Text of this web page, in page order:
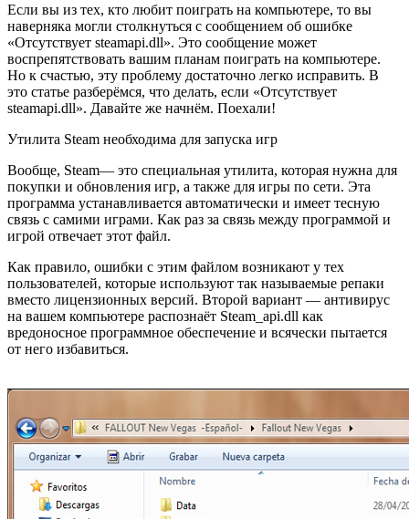
Если вы из тех, кто любит поиграть на компьютере, то вы
наверняка могли столкнуться с сообщением об ошибке
«Отсутствует steamapi.dll». Это сообщение может
воспрепятствовать вашим планам поиграть на компьютере.
Но к счастью, эту проблему достаточно легко исправить. В
это статье разберёмся, что делать, если «Отсутствует
steamapi.dll». Давайте же начнём. Поехали!
Утилита Steam необходима для запуска игр
Вообще, Steam— это специальная утилита, которая нужна для
покупки и обновления игр, а также для игры по сети. Эта
программа устанавливается автоматически и имеет тесную
связь с самими играми. Как раз за связь между программой и
игрой отвечает этот файл.
Как правило, ошибки с этим файлом возникают у тех
пользователей, которые используют так называемые репаки
вместо лицензионных версий. Второй вариант — антивирус
на вашем компьютере распознаёт Steam_api.dll как
вредоносное программное обеспечение и всячески пытается
от него избавиться.